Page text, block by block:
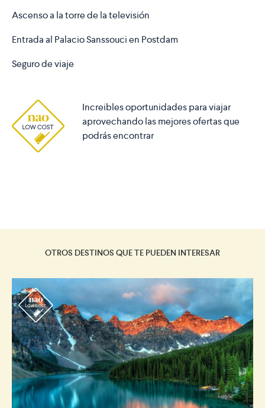
Ascenso a la torre de la televisión
Entrada al Palacio Sanssouci en Postdam
Seguro de viaje
Increibles oportunidades para viajar
aprovechando las mejores ofertas que
podrás encontrar
OTROS DESTINOS QUE TE PUEDEN INTERESAR
r